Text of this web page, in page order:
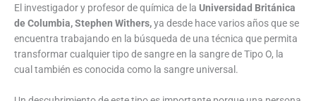
El investigador y profesor de química de la Universidad Británica
de Columbia, Stephen Withers,ya desde hace varios años que se
encuentra trabajando en la búsqueda de una técnica que permita
transformar cualquier tipo de sangre en la sangre de Tipo O, la
cual también es conocida como la sangre universal.